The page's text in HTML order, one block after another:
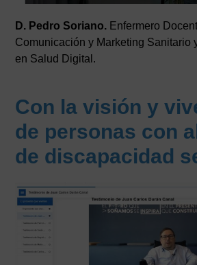
D. Pedro Soriano. Enfermero
Comunicación y Marketing Sanitario
en Salud Digital.
Con la visión y
de personas con
de discapacidad